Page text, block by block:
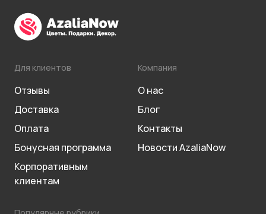
Для клиентов
Отзывы
Доставка
Оплата
Бонусная программа
Корпоративным
клиентам
Компания
О нас
Блог
Контакты
Новости AzaliaNow